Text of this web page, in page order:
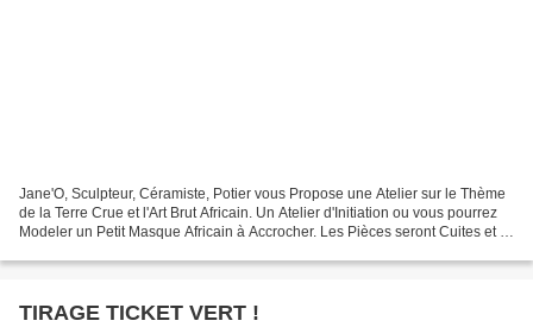
Jane'O, Sculpteur, Céramiste, Potier vous Propose une Atelier sur le Thème
de la Terre Crue et l'Art Brut Africain. Un Atelier d'Initiation ou vous pourrez
Modeler un Petit Masque Africain à Accrocher. Les Pièces seront Cuites et à
TIRAGE TICKET VERT !